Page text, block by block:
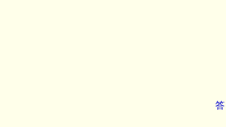
答